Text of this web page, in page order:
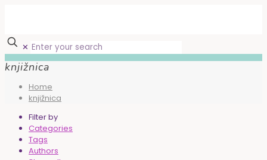
✕
knjižnica
Home
knjižnica
Filter by
Categories
Tags
Authors